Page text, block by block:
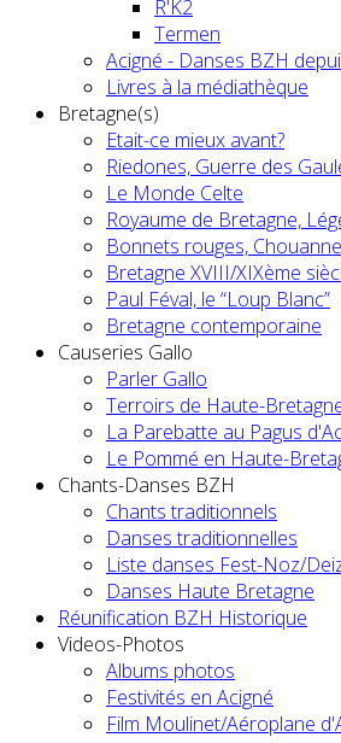
R'K2
Termen
Acigné - Danses BZH
Livres à la médiathèque
Bretagne(s)
Etait-ce mieux avant?
Riedones, Guerre des
Le Monde Celte
Royaume de Bretagne,
Bonnets rouges,
Bretagne XVIII/XIXème
Paul Féval, le “Loup Blanc”
Bretagne contemporaine
Causeries Gallo
Parler Gallo
Terroirs de Haute-
La Parebatte au Pagus
Le Pommé en Haute-
Chants-Danses BZH
Chants traditionnels
Danses traditionnelles
Liste danses Fest-Noz/
Danses Haute Bretagne
Réunification BZH Historique
Videos-Photos
Albums photos
Festivités en Acigné
Film Moulinet/Aéroplane